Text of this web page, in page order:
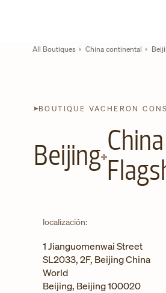
Return to Nav
All Boutiques China continental
BOUTIQUE VACHERON
Beijing
localización:
1 Jianguomenwai Street
SL2033, 2F, Beijing China
World
Beijing, Beijing100020